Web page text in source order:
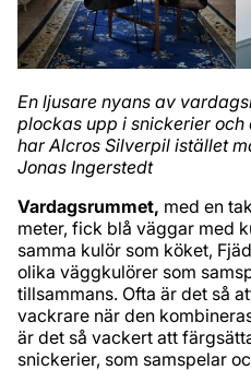
En ljusare nyans av
plockas upp i snickerier
har Alcros Silverpil istället
Jonas Ingerstedt
Vardagsrummet, med en
meter, fick blå väggar med
samma kulör som köket,
olika väggkulörer som
tillsammans. Ofta är det så
vackrare när den
är det så vackert att
snickerier, som samspelar